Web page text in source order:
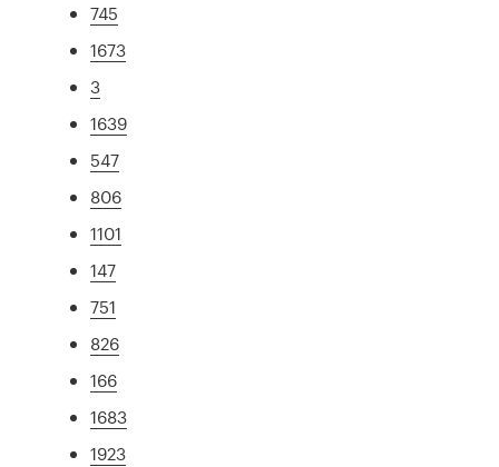
745
1673
3
1639
547
806
1101
147
751
826
166
1683
1923